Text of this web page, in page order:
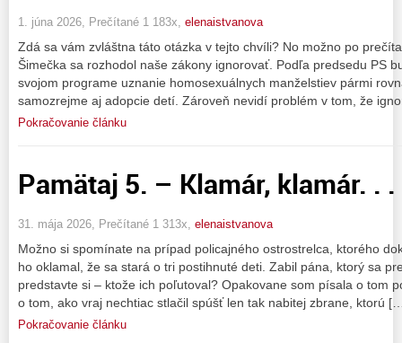
1. júna 2026, Prečítané 1 183x, elenaistvanova
Zdá sa vám zvláštna táto otázka v tejto chvíli? No možno po
Šimečka sa rozhodol naše zákony ignorovať. Podľa predsedu PS
svojom programe uznanie homosexuálnych manželstiev pármi
samozrejme aj adopcie detí. Zároveň nevidí problém v tom, že
Pokračovanie článku
Pamätaj 5. – Klamár, klamár. . .
31. mája 2026, Prečítané 1 313x, elenaistvanova
Možno si spomínate na prípad policajného ostrostrelca, ktorého
ho oklamal, že sa stará o tri postihnuté deti. Zabil pána, ktorý sa
predstavte si – ktože ich poľutoval? Opakovane som písala o tom
o tom, ako vraj nechtiac stlačil spúšť len tak nabitej zbrane, ktorú
Pokračovanie článku